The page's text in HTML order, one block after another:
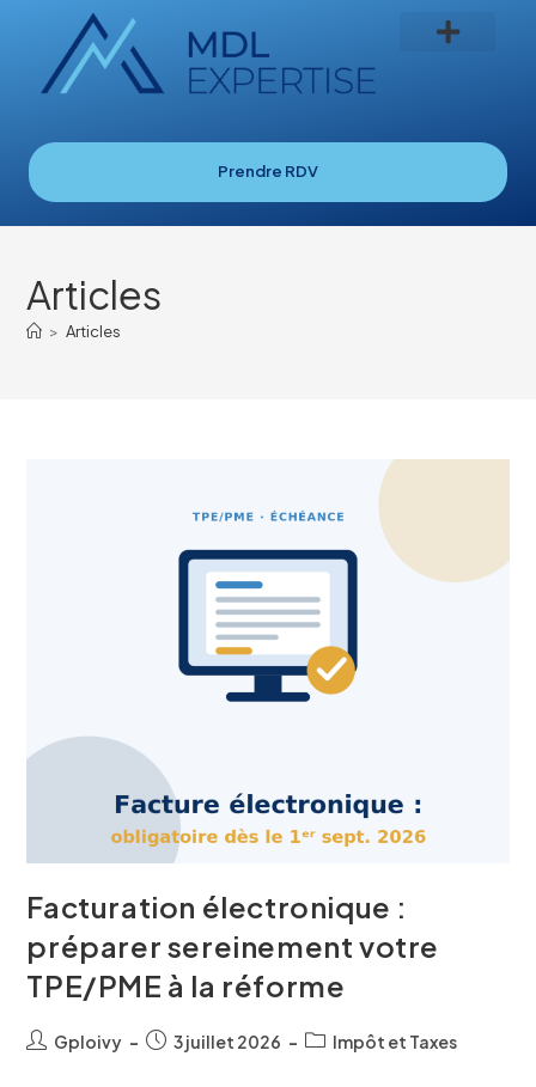
Prendre RDV
Articles
> Articles
Facturation électronique :
préparer sereinement votre
TPE/PME à la réforme
Gploivy 3 juillet 2026 Impôt et Taxes